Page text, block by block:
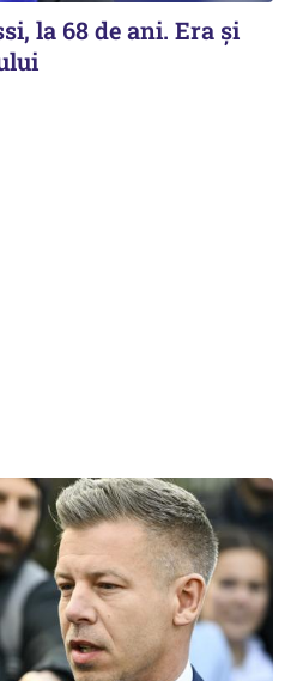
la 68 de ani. Era și